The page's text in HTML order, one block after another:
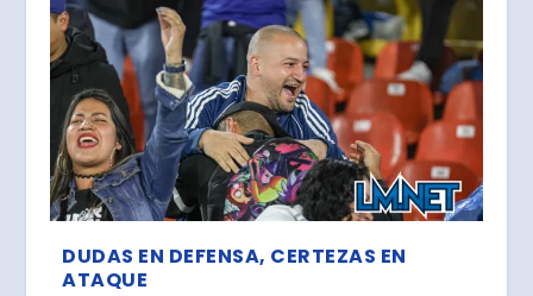
DUDAS EN DEFENSA, CERTEZAS EN
ATAQUE